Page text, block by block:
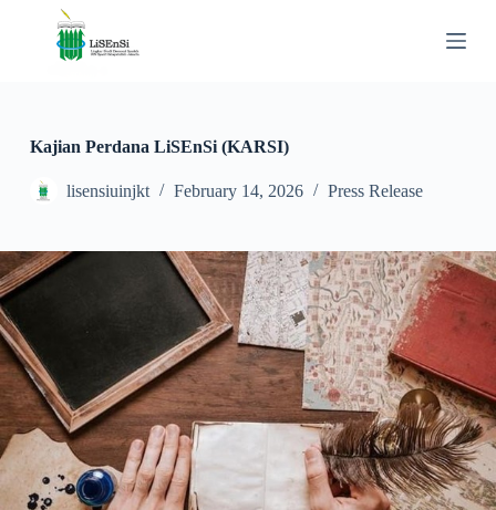
t
Kajian Perdana LiSEnSi (KARSI)
lisensiuinjkt February 14, 2026 Press Release